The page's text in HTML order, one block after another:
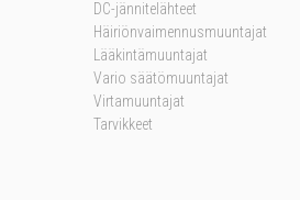
DC-jännitelähteet
Häiriönvaimennusmuuntajat
Lääkintämuuntajat
Vario säätömuuntajat
Virtamuuntajat
Tarvikkeet